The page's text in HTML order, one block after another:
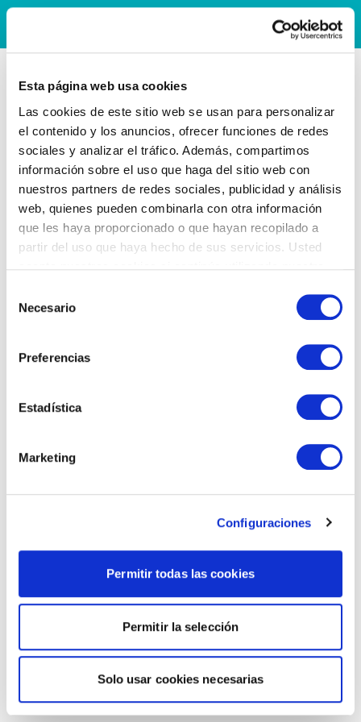
Esta página web usa cookies
Las cookies de este sitio web se usan para personalizar
el contenido y los anuncios, ofrecer funciones de redes
sociales y analizar el tráfico. Además, compartimos
información sobre el uso que haga del sitio web con
nuestros partners de redes sociales, publicidad y análisis
web, quienes pueden combinarla con otra información
que les haya proporcionado o que hayan recopilado a
partir del uso que haya hecho de sus servicios. Usted
Necesario
Preferencias
Estadística
Marketing
Configuraciones
Permitir todas las cookies
Permitir la selección
Solo usar cookies necesarias